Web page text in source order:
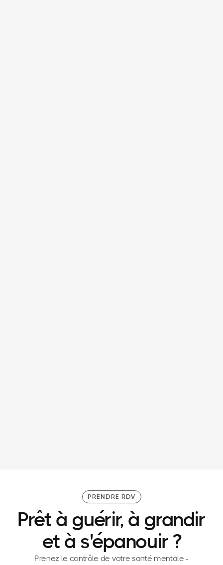
PRENDRE RDV
Prêt à guérir, à grandir
et à s'épanouir ?
Prenez le contrôle de votre santé mentale -